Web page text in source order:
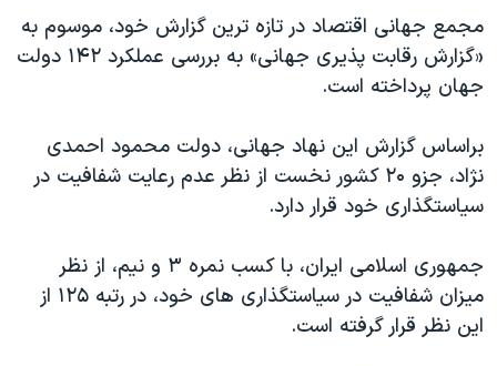
به
جستجوویژه برنامه‌ها
ویدیوها
فرهنگ و زندگی
حقوق شهروندی
اقتصادی
علم و فناوری
اسرائیل در جنگ
گالری عکس
عملیات خشم حماسی
۲۵۰سالگی آمریکا
بایگانی برنامه‌های تلویزیونی
مستندها
انتخابات ریاست جمهوری آمریکا ۲۰۲۴
حمله جمهوری اسلامی به اسرائیل
رمز مهسا
ورزش زنان در ایران
اعتراضات زن، زندگی، آزادی
پخش رادیویی
یادگیری زبان انگلیسی
دنبال کنید
زبانهای مختلف
مجمع جهانی اقتصاد در تازه ترین گزارش خود، موسوم به
«گزارش رقابت پذیری جهانی» به بررسی عملکرد ۱۴۲ دولت
جهان پرداخته است.
براساس گزارش این نهاد جهانی، دولت محمود احمدی
نژاد، جزو ۲۰ کشور نخست از نظر عدم رعایت شفافیت در
سیاستگذاری خود قرار دارد.
جمهوری اسلامی ایران، با کسب نمره ۳ و نیم، از نظر
میزان شفافیت در سیاستگذاری های خود، در رتبه ۱۲۵ از
این نظر قرار گرفته است.